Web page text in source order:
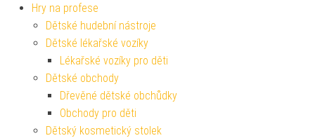
Hry na profese
Dětské hudební nástroje
Dětské lékařské vozíky
Lékařské vozíky pro děti
Dětské obchody
Dřevěné dětské obchůdky
Obchody pro děti
Dětský kosmetický stolek